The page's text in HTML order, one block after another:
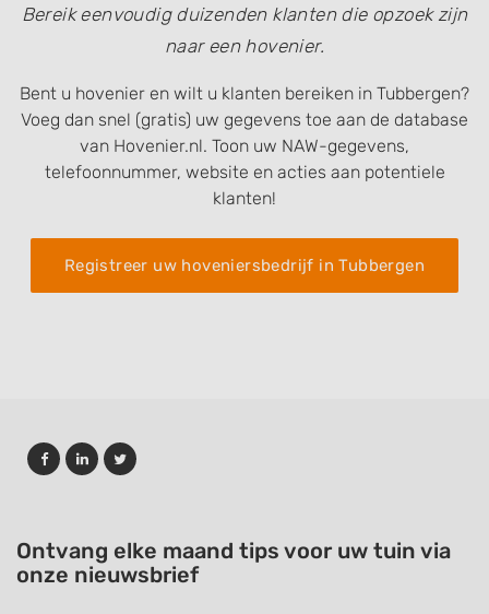
Bereik eenvoudig duizenden klanten die opzoek zijn
naar een hovenier.
Bent u hovenier en wilt u klanten bereiken in Tubbergen?
Voeg dan snel (gratis) uw gegevens toe aan de database
van Hovenier.nl. Toon uw NAW-gegevens,
telefoonnummer, website en acties aan potentiele
klanten!
Registreer uw hoveniersbedrijf in Tubbergen
Ontvang elke maand tips voor uw tuin via
onze nieuwsbrief